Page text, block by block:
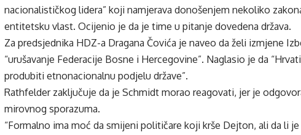
nacionalističkog lidera” koji namjerava donošenjem nekoliko
entitetsku vlast. Ocijenio je da je time u pitanje dovedena država.
Za predsjednika HDZ-a Dragana Čovića je naveo da želi izmjene
“urušavanje Federacije Bosne i Hercegovine”. Naglasio je da
produbiti etnonacionalnu podjelu države”.
Rathfelder zaključuje da je Schmidt morao reagovati, jer je
mirovnog sporazuma.
“Formalno ima moć da smijeni političare koji krše Dejton, ali da li